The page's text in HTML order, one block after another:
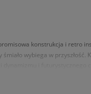
konstrukcja i retro
wybiega w
został wykonany z